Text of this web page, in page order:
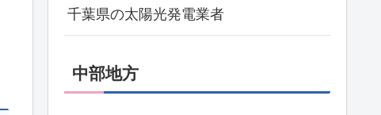
千葉県の太陽光発電業者
中部地方